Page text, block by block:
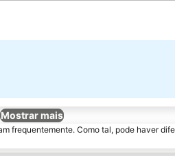
Mostrar mais
frequentemente. Como tal, pode haver